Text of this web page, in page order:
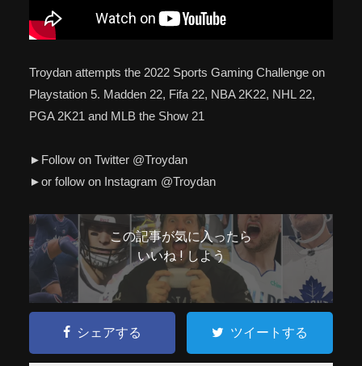
Troydan attempts the 2022 Sports Gaming Challenge on
Playstation 5. Madden 22, Fifa 22, NBA 2K22, NHL 22,
PGA 2K21 and MLB the Show 21
►Follow on Twitter @Troydan
►or follow on Instagram @Troydan
この記事が気に入ったら
いいね ! しよう
シェアする ツイートする